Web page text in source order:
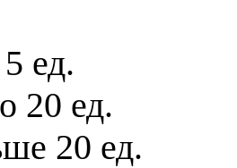
ед.
20 ед.
20 ед.